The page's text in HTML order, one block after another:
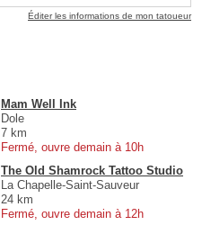
Éditer les informations de mon tatoueur
Mam Well Ink
Dole
7 km
Fermé, ouvre demain à 10h
The Old Shamrock Tattoo Studio
La Chapelle-Saint-Sauveur
24 km
Fermé, ouvre demain à 12h